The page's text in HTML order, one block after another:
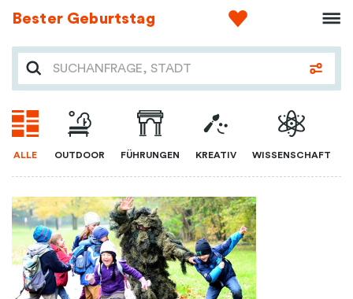
Bester Geburtstag
ALLE OUTDOOR FÜHRUNGEN KREATIV WISSENSCHAFT